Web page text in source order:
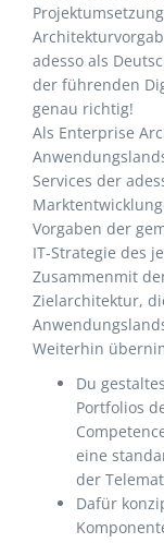
adesso als
der führenden
genau richtig!
Als Enterprise
Services der
Vorgaben der
IT-Strategie des
Zusammenmit
Zielarchitektur,
Weiterhin
Du
Portfolios
eine
der
Dafür